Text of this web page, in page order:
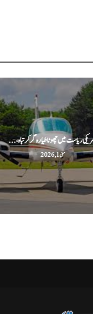
ریاست میں چھوٹا طیارہ گر کر تباہ،...
مئی 1, 2026